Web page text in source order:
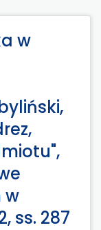
w
w
ss. 287